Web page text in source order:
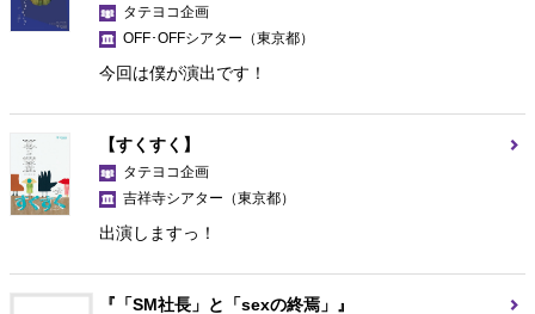
タテヨコ企画
OFF･OFFシアター （東京都）
今回は僕が演出です！
【すくすく】
タテヨコ企画
吉祥寺シアター （東京都）
出演しますっ！
『「SM社長」と「sexの終焉」』